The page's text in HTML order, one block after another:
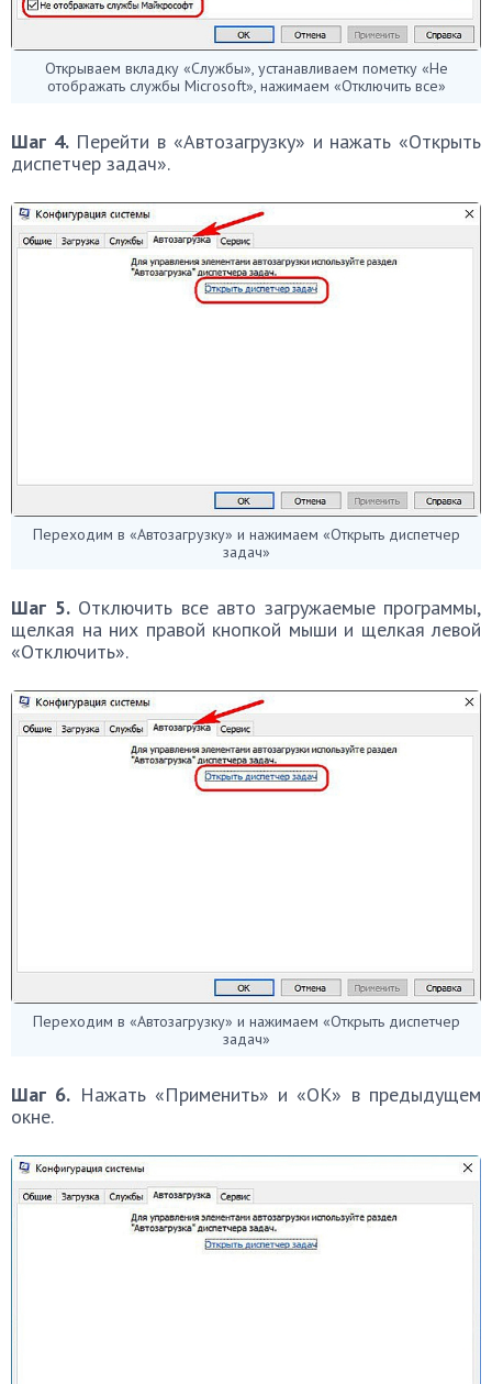
Открываем вкладку «Службы», устанавливаем пометку «Не
отображать службы Microsoft», нажимаем «Отключить все»
Шаг 4.Перейти в «Автозагрузку» и нажать «Открыть
диспетчер задач».
Переходим в «Автозагрузку» и нажимаем «Открыть диспетчер
задач»
Шаг 5.Отключить все авто загружаемые программы,
щелкая на них правой кнопкой мыши и щелкая левой
«Отключить».
Переходим в «Автозагрузку» и нажимаем «Открыть диспетчер
задач»
Шаг 6. Нажать «Применить» и «OK» в предыдущем
окне.